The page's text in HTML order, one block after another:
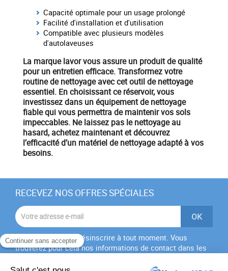
Capacité optimale pour un usage prolongé
Facilité d'installation et d'utilisation
Compatible avec plusieurs modèles
d'autolaveuses
La marquelavorvous assure un produit de qualité
pour un entretien efficace. Transformez votre
routine de nettoyage avec cetoutil de nettoyage
essentiel. En choisissant ce réservoir, vous
investissez dans unéquipementde nettoyage
fiable qui vous permettra de maintenir vos sols
impeccables. Ne laissez pas le nettoyage au
hasard, achetez maintenantet découvrez
l’efficacité d’un matérielde nettoyage adapté à vos
besoins.
RECEVEZ NOS OFFRES SPÉCIALES
Vous pouvez vous désinscrire à tout moment. Vous
trouverez pour cela nos informations de contact dans les